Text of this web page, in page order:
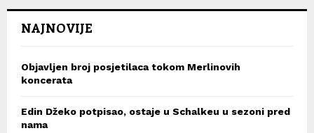
NAJNOVIJE
Objavljen broj posjetilaca tokom Merlinovih
koncerata
Edin Džeko potpisao, ostaje u Schalkeu u sezoni pred
nama